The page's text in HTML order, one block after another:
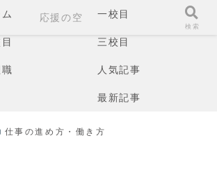
一校目
三校目
人気記事
最新記事
仕事の進め方・働き方
応援の空
検索